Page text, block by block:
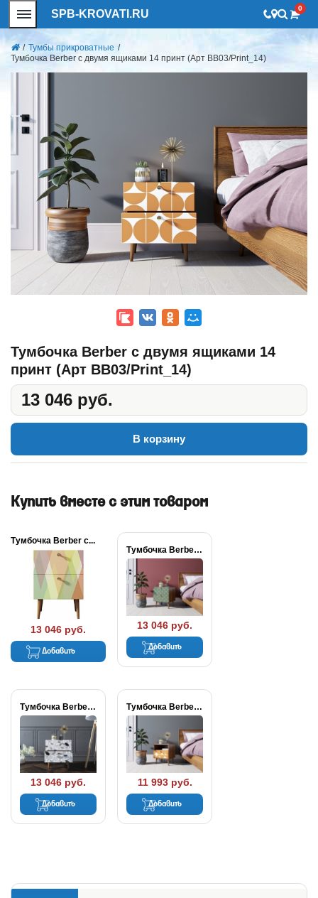
SPB-KROVATI.RU 0
/ Тумбы прикроватные /
Тумбочка Berber с двумя ящиками 14 принт (Арт BB03/Print_14)
Тумбочка Berber с двумя ящиками 14
принт (Арт BB03/Print_14)
13 046 руб.
В корзину
Купить вместе с этим товаром
Тумбочка Berber с...
13 046 руб.
Добавить
Тумбочка Berber с...
13 046 руб.
Добавить
Тумбочка Berber с...
13 046 руб.
Добавить
Тумбочка Berber с...
11 993 руб.
Добавить